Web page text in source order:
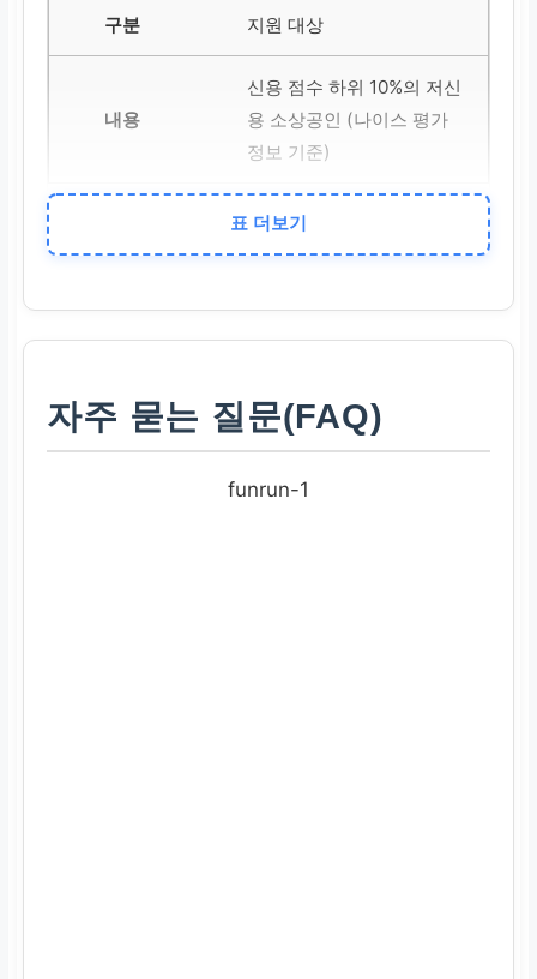
지원 대상
신용 점수 하위 10%의 저신
용 소상공인 (나이스 평가
정보 기준)
대출 한도
금리
+ 가산금리 1.0%p
표 더보기
자주 묻는 질문(FAQ)
funrun-1